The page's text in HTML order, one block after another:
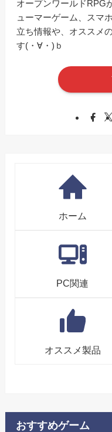
オープンワールドRPG
ューマーゲーム、スマ
立ち情報や、オススメ
す(・∀・)ｂ
ホーム
PC関連
オススメ製品
おすすめゲーム